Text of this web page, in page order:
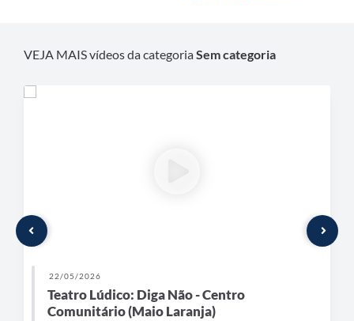
VEJA MAIS vídeos da categoriaSem categoria
22/05/2026
Teatro Lúdico: Diga Não - Centro
Comunitário (Maio Laranja)